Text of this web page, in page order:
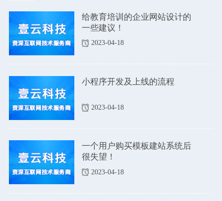
给教育培训的企业网站设计的
一些建议！
2023-04-18
小程序开发及上线的流程
2023-04-18
一个用户购买模板建站系统后
很失望！
2023-04-18